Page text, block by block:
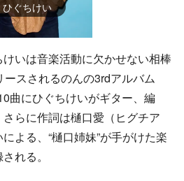
ひぐちけい
いは音楽活動に欠かせない相棒
スされるのんの3rdアルバム
曲にひぐちけいがギター、編
らに作詞は樋口愛（ヒグチア
よる、“樋口姉妹”が手がけた楽
れる。